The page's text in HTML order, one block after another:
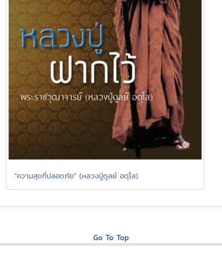
"ความสุขที่ปลอดภัย" (หลวงปู่ดูลย์ อตุโล)
Go To Top